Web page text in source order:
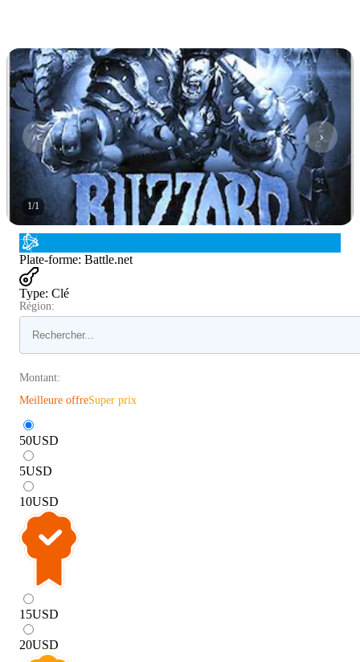
1/1
Plate-forme: Battle.net
Type: Clé
Région:
Montant:
Meilleure offreSuper prix
50USD
5USD
10USD
15USD
20USD